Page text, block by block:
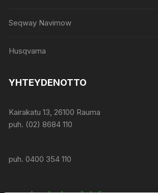
Seqway Navimow
Husqvarna
YHTEYDENOTTO
Kairakatu 13, 26100 Rauma
puh. (02) 8684 110
puh. 0400 354 110